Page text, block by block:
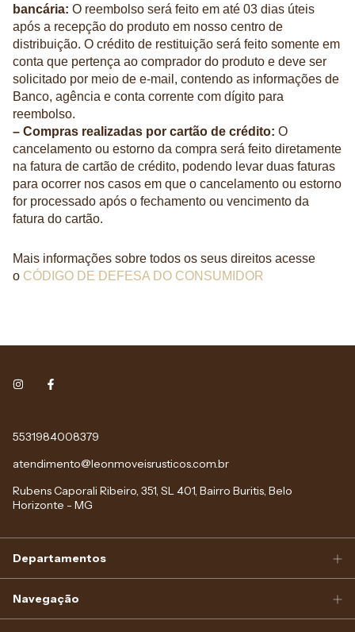
bancária: O reembolso será feito em até 03 dias úteis
após a recepção do produto em nosso centro de
distribuição. O crédito de restituição será feito somente em
conta que pertença ao comprador do produto e deve ser
solicitado por meio de e-mail, contendo as informações de
Banco, agência e conta corrente com dígito para
reembolso.
– Compras realizadas por cartão de crédito: O
cancelamento ou estorno da compra será feito diretamente
na fatura de cartão de crédito, podendo levar duas faturas
para ocorrer nos casos em que o cancelamento ou estorno
for processado após o fechamento ou vencimento da
fatura do cartão.
Mais informações sobre todos os seus direitos acesse
o CÓDIGO DE DEFESA DO CONSUMIDOR
5531984008379
atendimento@leonmoveisrusticos.com.br
Rubens Caporali Ribeiro, 351, SL 401, Bairro Buritis, Belo
Horizonte - MG
Departamentos
Navegação